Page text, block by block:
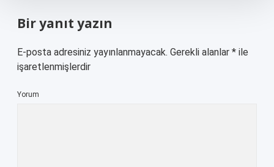
Bir yanıt yazın
E-posta adresiniz yayınlanmayacak. Gerekli alanlar * ile
işaretlenmişlerdir
Yorum